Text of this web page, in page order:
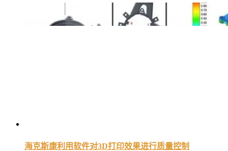
海克斯康利用软件对3D打印效果进行质量控制